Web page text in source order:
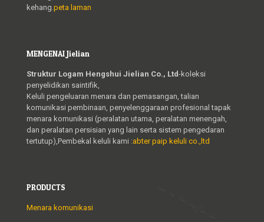
kehang.peta laman
MENGENAI Jielian
Struktur Logam Hengshui Jielian Co., Ltd-koleksi
penyelidikan saintifik,
Keluli pengeluaran menara dan pemasangan, talian
komunikasi pembinaan, penyelenggaraan profesional tapak
menara komunikasi (peralatan utama, peralatan menengah,
dan peralatan persisian yang lain serta sistem pengedaran
tertutup),Pembekal keluli kami :abter paip keluli co.,ltd
PRODUCTS
Menara komunikasi